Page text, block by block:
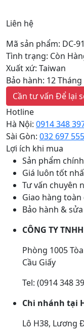
Liên hệ
Mã sản phẩm: DC-
Tình trạng: Còn
Xuất xứ: Taiwan
Bảo hành: 12 Tháng
Cần tư vấn Để lại
Hotline
Hà Nội: 0914 348
Sài Gòn: 032 697
Lợi ích khi mua
Sản phẩm
Giá luôn tốt
Tư vấn chuyên
Giao hàng toàn
Bảo hành &
CÔNG TY
Phòng 1005
Cầu Giấy
Tel: (0914 348
Chi nhánh tại
Lô H38, Lương